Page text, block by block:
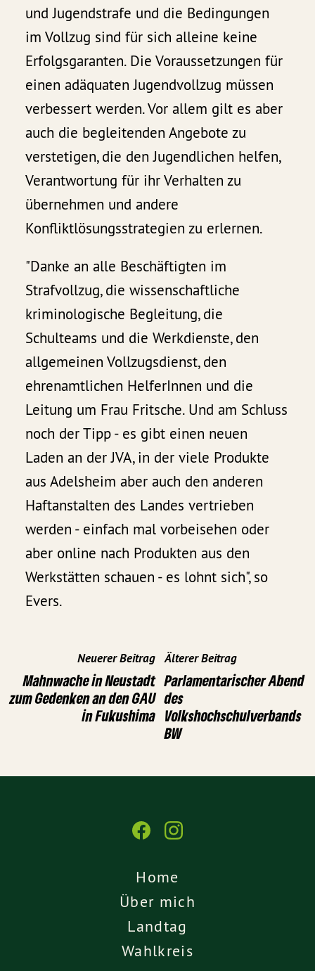
und Jugendstrafe und die Bedingungen
im Vollzug sind für sich alleine keine
Erfolgsgaranten. Die Voraussetzungen für
einen adäquaten Jugendvollzug müssen
verbessert werden. Vor allem gilt es aber
auch die begleitenden Angebote zu
verstetigen, die den Jugendlichen helfen,
Verantwortung für ihr Verhalten zu
übernehmen und andere
Konfliktlösungsstrategien zu erlernen.
"Danke an alle Beschäftigten im
Strafvollzug, die wissenschaftliche
kriminologische Begleitung, die
Schulteams und die Werkdienste, den
allgemeinen Vollzugsdienst, den
ehrenamtlichen HelferInnen und die
Leitung um Frau Fritsche. Und am Schluss
noch der Tipp - es gibt einen neuen
Laden an der JVA, in der viele Produkte
aus Adelsheim aber auch den anderen
Haftanstalten des Landes vertrieben
werden - einfach mal vorbeisehen oder
aber online nach Produkten aus den
Werkstätten schauen - es lohnt sich", so
Evers.
Neuerer Beitrag
Mahnwache in Neustadt
zum Gedenken an den GAU
in Fukushima
Älterer Beitrag
Parlamentarischer Abend
des
Volkshochschulverbands
BW
Home
Über mich
Landtag
Wahlkreis